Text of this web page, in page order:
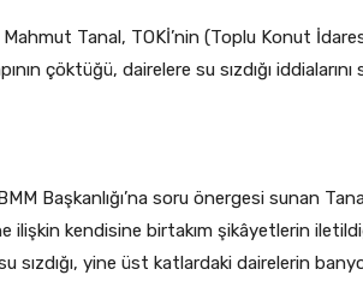
Tanal, TOKİ’nin (Toplu Konut
çöktüğü, dairelere su sızdığı
Başkanlığı’na soru önergesi sunan
ilişkin kendisine birtakım şikâyetlerin
sızdığı, yine üst katlardaki dairelerin